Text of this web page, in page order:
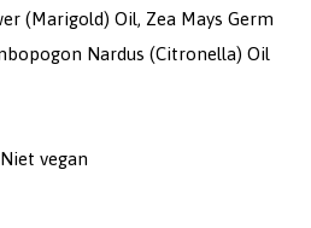
(Marigold) Oil, Zea Mays Germ
Nardus (Citronella) Oil
Niet vegan